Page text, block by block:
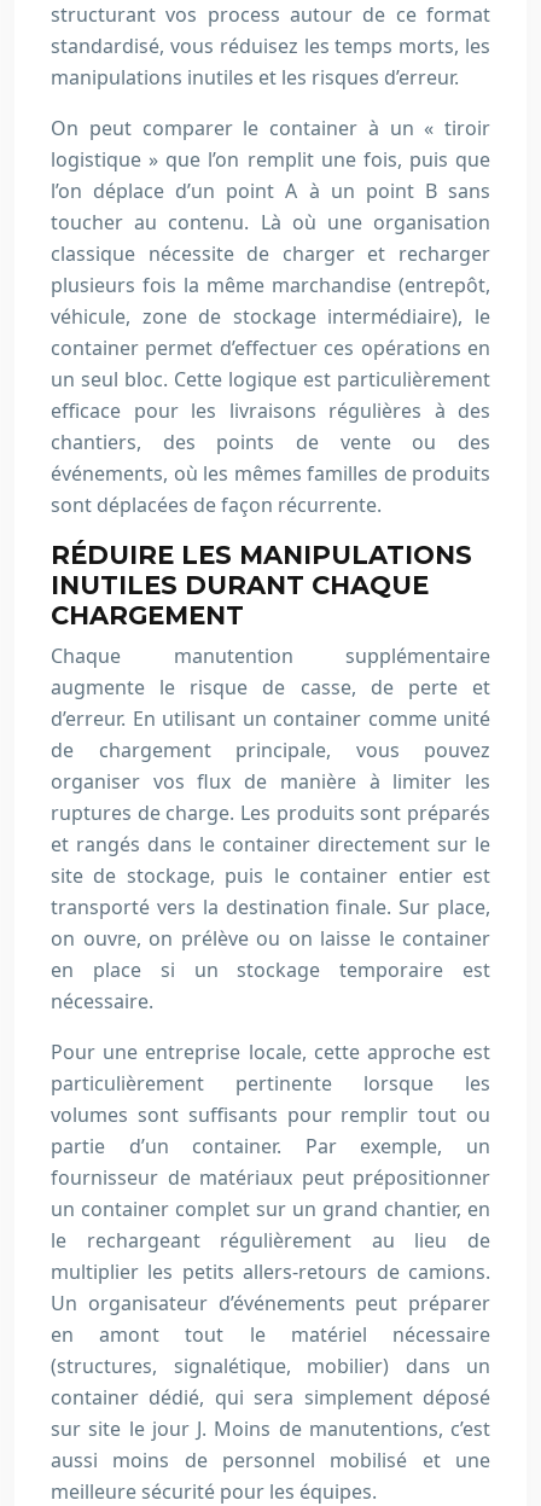
structurant vos process autour de ce format
standardisé, vous réduisez les temps morts, les
manipulations inutiles et les risques d’erreur.
On peut comparer le container à un « tiroir
logistique » que l’on remplit une fois, puis que
l’on déplace d’un point A à un point B sans
toucher au contenu. Là où une organisation
classique nécessite de charger et recharger
plusieurs fois la même marchandise (entrepôt,
véhicule, zone de stockage intermédiaire), le
container permet d’effectuer ces opérations en
un seul bloc. Cette logique est particulièrement
efficace pour les livraisons régulières à des
chantiers, des points de vente ou des
événements, où les mêmes familles de produits
sont déplacées de façon récurrente.
RÉDUIRE LES MANIPULATIONS
INUTILES DURANT CHAQUE
CHARGEMENT
Chaque manutention supplémentaire
augmente le risque de casse, de perte et
d’erreur. En utilisant un container comme unité
de chargement principale, vous pouvez
organiser vos flux de manière à limiter les
ruptures de charge. Les produits sont préparés
et rangés dans le container directement sur le
site de stockage, puis le container entier est
transporté vers la destination finale. Sur place,
on ouvre, on prélève ou on laisse le container
en place si un stockage temporaire est
nécessaire.
Pour une entreprise locale, cette approche est
particulièrement pertinente lorsque les
volumes sont suffisants pour remplir tout ou
partie d’un container. Par exemple, un
fournisseur de matériaux peut prépositionner
un container complet sur un grand chantier, en
le rechargeant régulièrement au lieu de
multiplier les petits allers-retours de camions.
Un organisateur d’événements peut préparer
en amont tout le matériel nécessaire
(structures, signalétique, mobilier) dans un
container dédié, qui sera simplement déposé
sur site le jour J. Moins de manutentions, c’est
aussi moins de personnel mobilisé et une
meilleure sécurité pour les équipes.